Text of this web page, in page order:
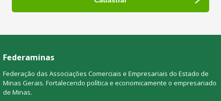
Federaminas
Federação das Associações Comerciais e Empresariais do Estado de
Minas Gerais. Fortalecendo política e economicamente o empresariado
de Minas.